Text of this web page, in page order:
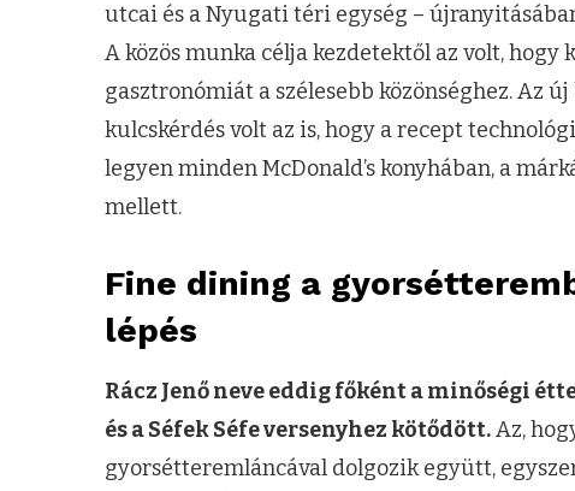
utcai és a Nyugati téri egység –
A közös munka célja kezdetektől az volt, hogy
gasztronómiát a szélesebb közönséghez. Az
kulcskérdés volt az is, hogy a recept
legyen minden McDonald’s konyhában, a
mellett.
Fine dining a
lépés
Rácz Jenő neve eddig főként a minőségi
és a Séfek Séfe versenyhez kötődött.Az,
gyorsétteremláncával dolgozik együtt,